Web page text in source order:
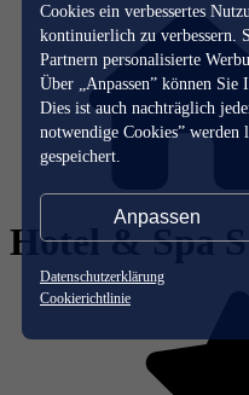
Cookies ein verbessertes
kontinuierlich zu verbessern.
Partnern personalisierte
Über „Anpassen” können Sie
Dies ist auch nachträglich
notwendige Cookies”
gespeichert.
Anpassen
Datenschutzerklärung
Cookierichtlinie
Hotel & Spa